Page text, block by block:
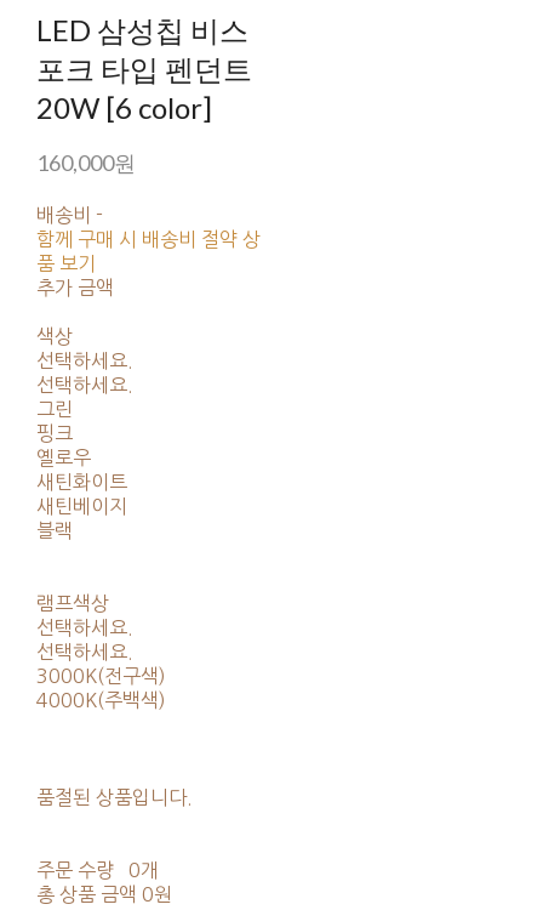
LED 삼성칩 비스
포크 타입 펜던트
20W [6 color]
160,000원
배송비 -
함께 구매 시 배송비 절약 상
품 보기
추가 금액
색상
선택하세요.
선택하세요.
그린
핑크
옐로우
새틴화이트
새틴베이지
블랙
램프색상
선택하세요.
선택하세요.
3000K(전구색)
4000K(주백색)
품절된 상품입니다.
주문 수량
0개
총 상품 금액 0원